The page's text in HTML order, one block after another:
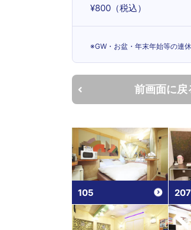
¥800（税込）
※GW・お盆・年末年始等の連
前画面に戻
105 207